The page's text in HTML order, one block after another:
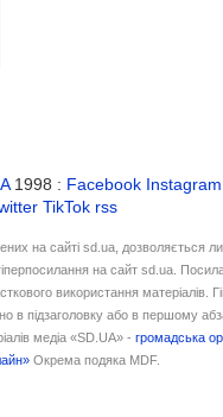
1998 : Facebook Instagram
TikTok rss
на сайті sd.ua, дозволяється
на сайт sd.ua.
використання матеріалів.
в підзаголовку або в першому
медіа «SD.UA» -громадська
Окрема подяка MDF.